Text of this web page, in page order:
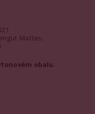
Mattes,
obalu.